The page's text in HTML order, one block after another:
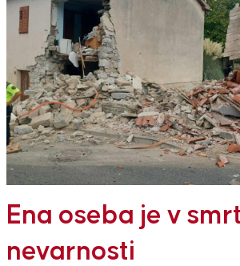
Ena oseba je v
nevarnosti